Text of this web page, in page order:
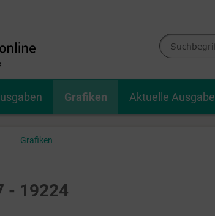
Grafiken Aktuelle
Grafiken
- 19224